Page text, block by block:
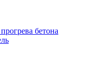
бетона